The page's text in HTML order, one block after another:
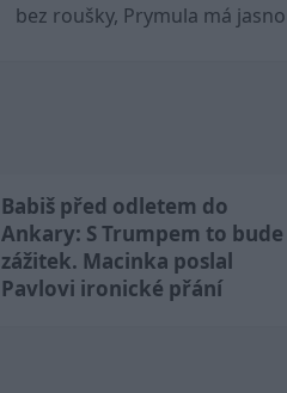
bez roušky, Prymula má jasno
Babiš před odletem do
Ankary: S Trumpem to bude
zážitek. Macinka poslal
Pavlovi ironické přání